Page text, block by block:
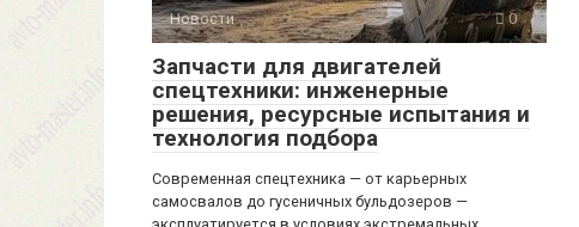
Новости 0
Запчасти для двигателей
спецтехники: инженерные
решения, ресурсные испытания и
технология подбора
Современная спецтехника — от карьерных
самосвалов до гусеничных бульдозеров —